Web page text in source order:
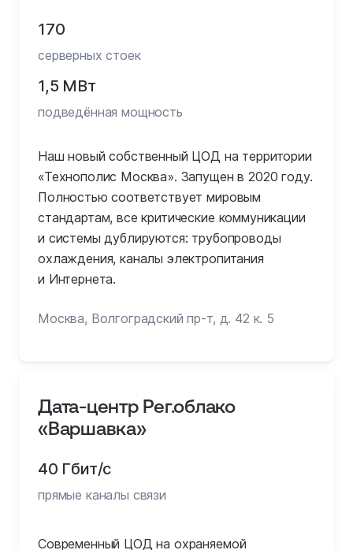
170
серверных стоек
1,5 МВт
подведённая мощность
Наш новый собственный ЦОД на территории
«Технополис Москва». Запущен в 2020 году.
Полностью соответствует мировым
стандартам, все критические коммуникации
и системы дублируются: трубопроводы
охлаждения, каналы электропитания
и Интернета.
Москва, Волгоградский пр-т, д. 42 к. 5
Дата-центр Рег.облако
«Варшавка»
40 Гбит/с
прямые каналы связи
Современный ЦОД на охраняемой